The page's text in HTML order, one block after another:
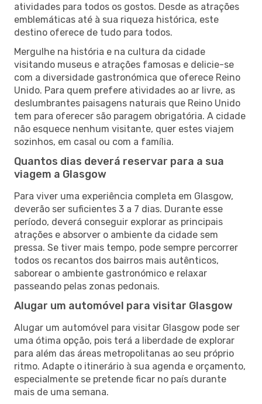
atividades para todos os gostos. Desde as atrações
emblemáticas até à sua riqueza histórica, este
destino oferece de tudo para todos.
Mergulhe na história e na cultura da cidade
visitando museus e atrações famosas e delicie-se
com a diversidade gastronómica que oferece Reino
Unido. Para quem prefere atividades ao ar livre, as
deslumbrantes paisagens naturais que Reino Unido
tem para oferecer são paragem obrigatória. A cidade
não esquece nenhum visitante, quer estes viajem
sozinhos, em casal ou com a família.
Quantos dias deverá reservar para a sua
viagem a Glasgow
Para viver uma experiência completa em Glasgow,
deverão ser suficientes 3 a 7 dias. Durante esse
período, deverá conseguir explorar as principais
atrações e absorver o ambiente da cidade sem
pressa. Se tiver mais tempo, pode sempre percorrer
todos os recantos dos bairros mais autênticos,
saborear o ambiente gastronómico e relaxar
passeando pelas zonas pedonais.
Alugar um automóvel para visitar Glasgow
Alugar um automóvel para visitar Glasgow pode ser
uma ótima opção, pois terá a liberdade de explorar
para além das áreas metropolitanas ao seu próprio
ritmo. Adapte o itinerário à sua agenda e orçamento,
especialmente se pretende ficar no país durante
mais de uma semana.